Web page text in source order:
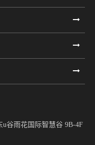
谷雨花国际智慧谷 9B-4F